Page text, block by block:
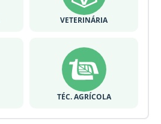
VETERINÁRIA
TÉC. AGRÍCOLA